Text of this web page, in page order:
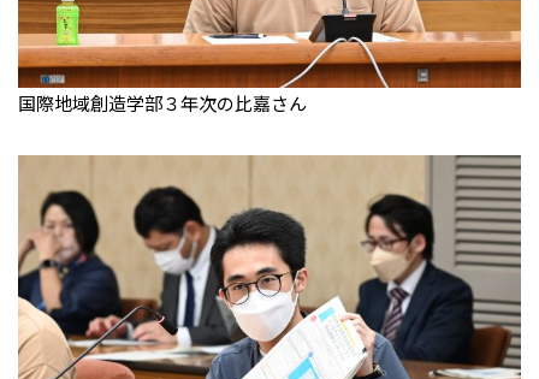
国際地域創造学部３年次の比嘉さん